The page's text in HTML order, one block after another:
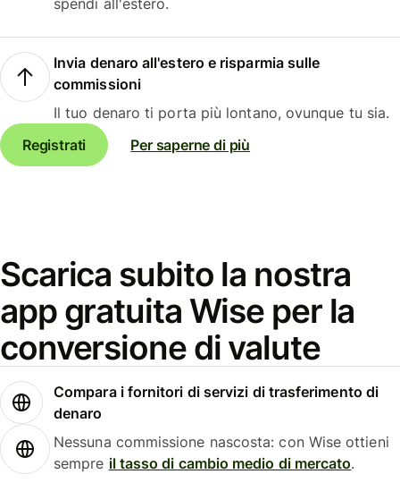
spendi all'estero.
Invia denaro all'estero e risparmia sulle
commissioni
Il tuo denaro ti porta più lontano, ovunque tu sia.
Registrati
Per saperne di più
Scarica subito la nostra
app gratuita Wise per la
conversione di valute
Compara i fornitori di servizi di trasferimento di
denaro
Nessuna commissione nascosta: con Wise ottieni
sempre il tasso di cambio medio di mercato.